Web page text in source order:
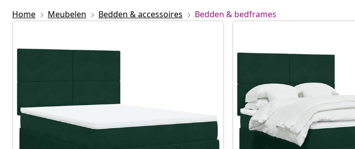
Home Meubelen Bedden & accessoires Bedden & bedframes